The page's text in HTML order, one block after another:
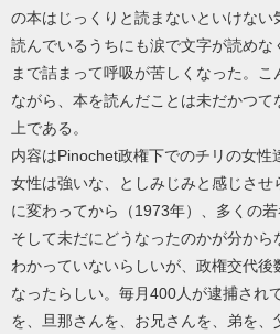
の本はじっくりと読まないといけない
読んでいるうちにも涙で文字が読め
まで詰まって呼吸が苦しくなった。
ながら、本を読んだことは未だかつ
上である。
内容はPinochet政権下でのチリの女性
女性は強いな、としみじみと感じさ
に変わってから（1973年）、多くの
そして未だにどうなったのかが分か
わかっていないらしいが、政権交代
なったらしい。毎月400人が逮捕され
を、旦那さんを、お兄さんを、弟を